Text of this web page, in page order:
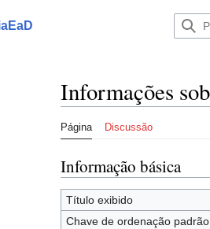
lateral
Informações
Página Discussão
Informação básica
Título exibido
Chave de ordenação padrão